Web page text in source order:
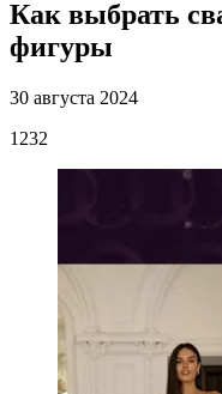
Как выбрать
фигуры
30 августа 2024
1232